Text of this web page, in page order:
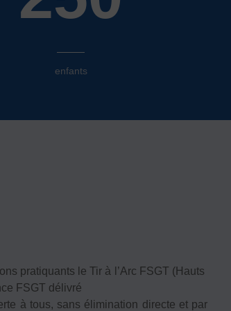
enfants
pratiquants le Tir à l’Arc FSGT (Hauts
FSGT délivré
à tous, sans élimination directe et par